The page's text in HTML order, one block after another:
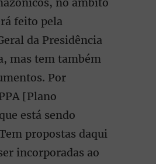
feito pela
da Presidência
mas tem também
Por
[Plano
está sendo
propostas daqui
incorporadas ao